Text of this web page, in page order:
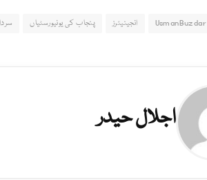
UsmanBuzdar انجینیئرز پنجاب کی یونیورسٹیاں
اجلال حیدر